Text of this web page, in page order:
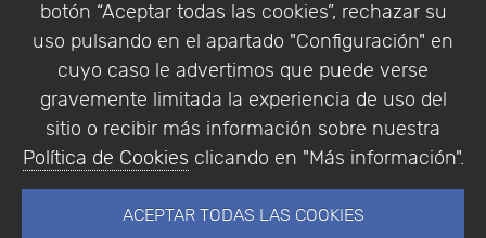
botón “Aceptar todas las cookies”, rechazar su
uso pulsando en el apartado "Configuración" en
cuyo caso le advertimos que puede verse
gravemente limitada la experiencia de uso del
sitio o recibir más información sobre nuestra
Política de Cookies clicando en "Más información".
ACEPTAR TODAS LAS COOKIES
Empresa|Aviso Legal| Política de Privacidad |
Política de Cookies
© Copyright 1994 - 2026. Addlink Software
Científico, S.L.
Portugal.